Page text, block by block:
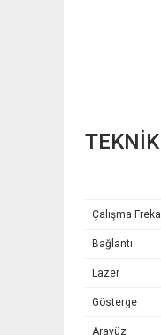
Çalışma
Bağlantı
Lazer
Gösterge
Arayüz